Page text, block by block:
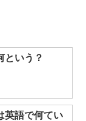
という？
英語で何てい